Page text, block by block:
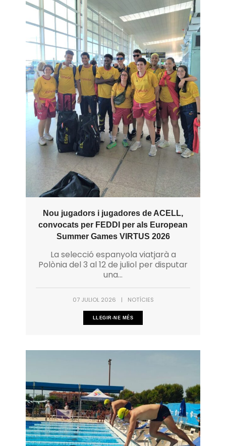
Nou jugadors i jugadores de ACELL,
convocats per FEDDI per als European
Summer Games VIRTUS 2026
La selecció espanyola viatjarà a
Polònia del 3 al 12 de juliol per disputar
una...
07 JULIOL 2026 | NOTÍCIES
LLEGIR-NE MÉS